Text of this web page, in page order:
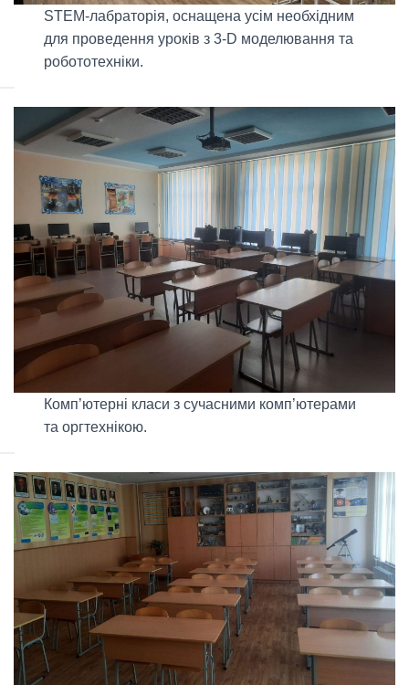
STEM-лабраторія, оснащена усім необхідним
для проведення уроків з 3-D моделювання та
робототехніки.
Комп’ютерні класи з сучасними комп’ютерами
та оргтехнікою.